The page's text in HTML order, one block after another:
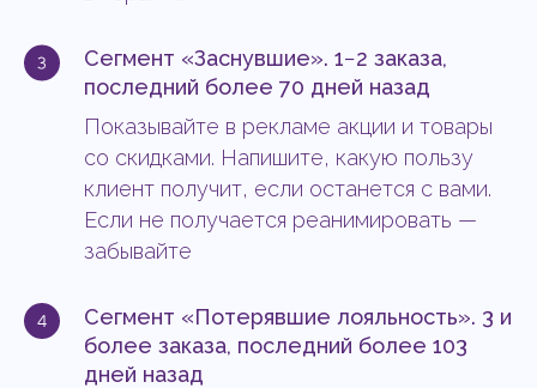
Сегмент «Заснувшие». 1−2 заказа,
последний более 70 дней назад
Показывайте в рекламе акции и товары
со скидками. Напишите, какую пользу
клиент получит, если останется с вами.
Если не получается реанимировать —
забывайте
Сегмент «Потерявшие лояльность». 3 и
более заказа, последний более 103
дней назад